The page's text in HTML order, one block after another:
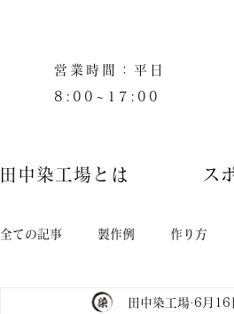
営業時間：平日
8:00~17:00
田中染工場とは ス
全ての記事 製作例 作り方
田中染工場 6月16